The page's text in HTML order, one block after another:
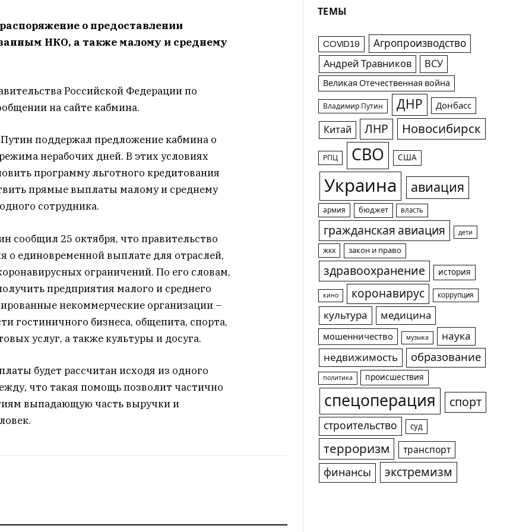
о предоставлении
НКО, а также малому и среднему
Российской Федерации по
на сайте кабмина.
поддержал предложение кабмина о
нерабочих дней. В этих условиях
программу льготного кредитования
прямые выплаты малому и среднему
сотрудника.
25 октября, что правительство
о единовременной выплате для отраслей,
ограничений. По его словам,
предприятия малого и среднего
некоммерческие организации –
гостиничного бизнеса, общепита, спорта,
услуг, а также культуры и досуга.
будет рассчитан исходя из одного
что такая помощь позволит частично
выпадающую часть выручки и
ТЕМЫ
COVID19 Агропроизводство
Андрей Травников ВСУ
Великая Отечественная война
Владимир Путин ДНР Донбасс
Китай ЛНР Новосибирск
РПЦ СВО США
Украина авиация
армия бюджет власть
гражданская авиация дети
жкх закон и право
здравоохранение история
кино коронавирус коррупция
культура медицина
мошенничество музыка
наука
недвижимость
образование
политика происшествия
спецоперация спорт
строительство суд
терроризм транспорт
финансы экстремизм